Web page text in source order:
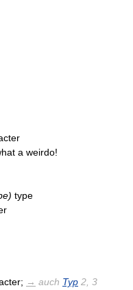
a weirdo!
type
→ auch Typ 2, 3